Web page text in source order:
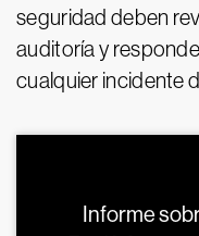
seguridad deben
auditoría y
cualquier incidente
Informe